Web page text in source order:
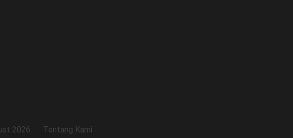
2026 Tentang Kami